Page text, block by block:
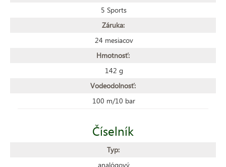
5 Sports
Záruka:
24 mesiacov
Hmotnosť:
142 g
Vodeodolnosť:
100 m/10 bar
Číselník
Typ:
analógový